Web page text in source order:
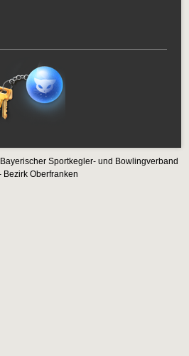
Sportkegler- und Bowlingverband
Bezirk Oberfranken